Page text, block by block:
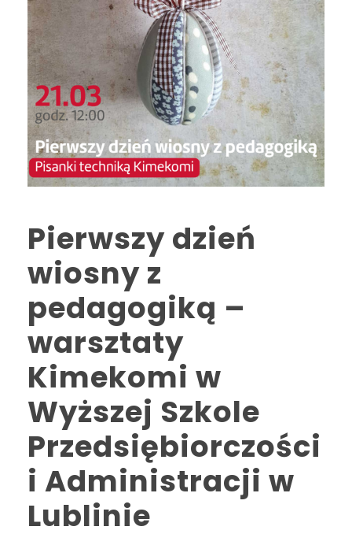
Pierwszy dzień
wiosny z
pedagogiką –
warsztaty
Kimekomi w
Wyższej Szkole
Przedsiębiorczości
i Administracji w
Lublinie